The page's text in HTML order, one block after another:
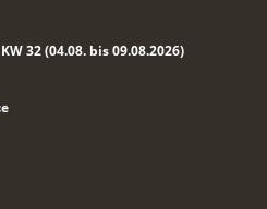
32 (04.08. bis 09.08.2026)